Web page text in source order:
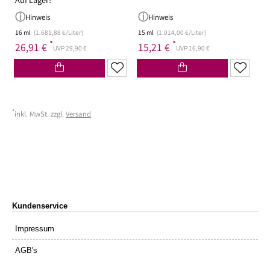
Hinweis
16 ml (1.681,88 €/Liter)
26,91 € *UVP 29,90 €
Hinweis
15 ml (1.014,00 €/Liter)
15,21 € *UVP 16,90 €
*inkl. MwSt. zzgl. Versand
Kundenservice
Impressum
AGB's